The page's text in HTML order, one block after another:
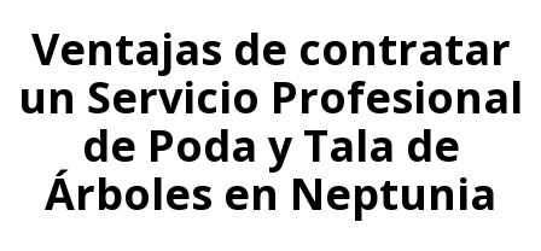
Ventajas de contratar
un Servicio Profesional
de Poda y Tala de
Árboles en Neptunia